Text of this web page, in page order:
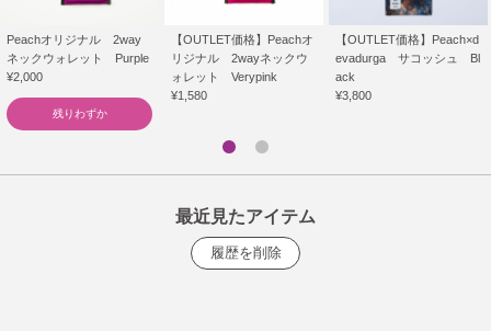
Peachオリジナル 2way
ネックウォレット Purple
¥2,000
残りわずか
【OUTLET価格】Peachオ
リジナル 2wayネックウ
ォレット Verypink
¥1,580
【OUTLET価格】Peach×d
evadurga サコッシュ Bl
ack
¥3,800
最近見たアイテム